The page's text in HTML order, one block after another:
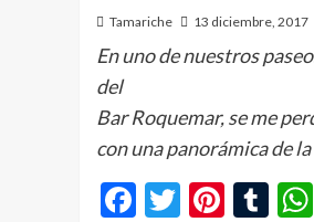
Tamariche 13 diciembre, 2017
En uno de nuestros
del
Bar Roquemar, se me
con una panorámica de
Facebook
Twitter